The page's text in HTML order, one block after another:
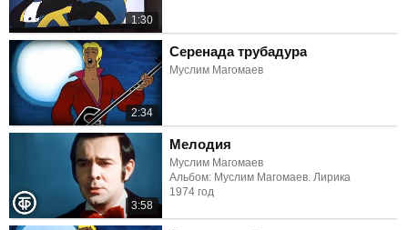
1:30
2:34
Серенада трубадура
Муслим Магомаев
3:58
Мелодия
Муслим Магомаев
Альбом: Муслим Магомаев. Лирика
1974 год